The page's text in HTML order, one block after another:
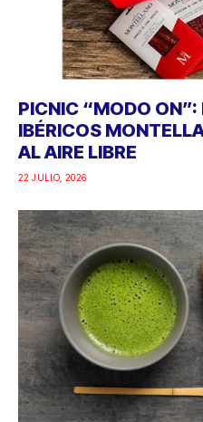
PICNIC “MODO ON”:
IBÉRICOS
AL AIRE LIBRE
22 JULIO, 2026